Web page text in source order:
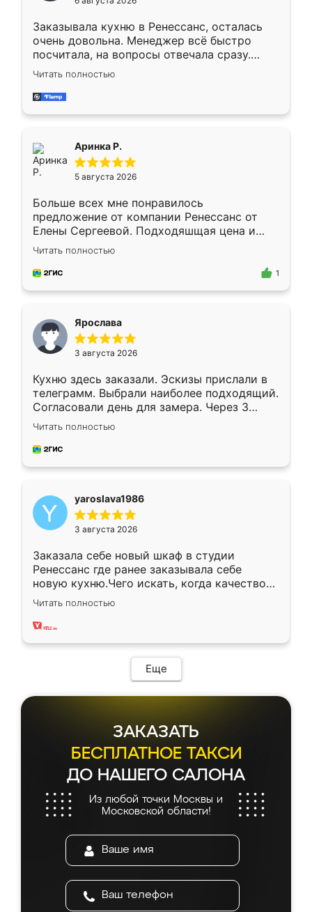
мебели буду заказывать только здесь.
Заказывала кухню в Ренессанс, осталась
очень довольна. Менеджер всё быстро
посчитала, на вопросы отвечала сразу.
Замерщик приехал в субботу, подошёл к
делу со всей ответственностью. Собрали
за день, ребята работали аккуратно, даже
Читать полностью
Аринка Р.
5 августа 2026
Больше всех мне понравилось
предложение от компании Ренессанс от
Елены Сергеевой. Подходяшщая цена и
короткие сроки изготовления. Приехавший
для замера сотрудник Владислав
предложил по моему эскизу самый
Читать полностью
1
Ярослава
3 августа 2026
Кухню здесь заказали. Эскизы прислали в
телеграмм. Выбрали наиболее подходящий.
Согласовали день для замера. Через 3
недели кухня была уже готова. Остались
довольны работой. Спасибо Ренессанс
мебель за качественную работу!
Читать полностью
yaroslava1986
3 августа 2026
Заказала себе новый шкаф в студии
Ренессанс где ранее заказывала себе
новую кухню.Чего искать, когда качеством
вполне довольна. Служит кухня уже почти
два года, нареканий нет.
Читать полностью
Еще
ЗАКАЗАТЬ
БЕСПЛАТНОЕ ТАКСИ
ДО НАШЕГО САЛОНА
Из любой точки Москвы и
Московской области!